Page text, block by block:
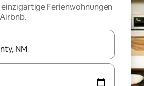
einzigartige Ferienwohnungen
verfügbar sind, navigiere mit den